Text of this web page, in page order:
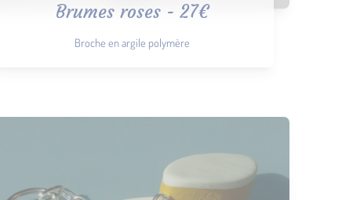
Brumes roses - 27€
Broche en argile polymère